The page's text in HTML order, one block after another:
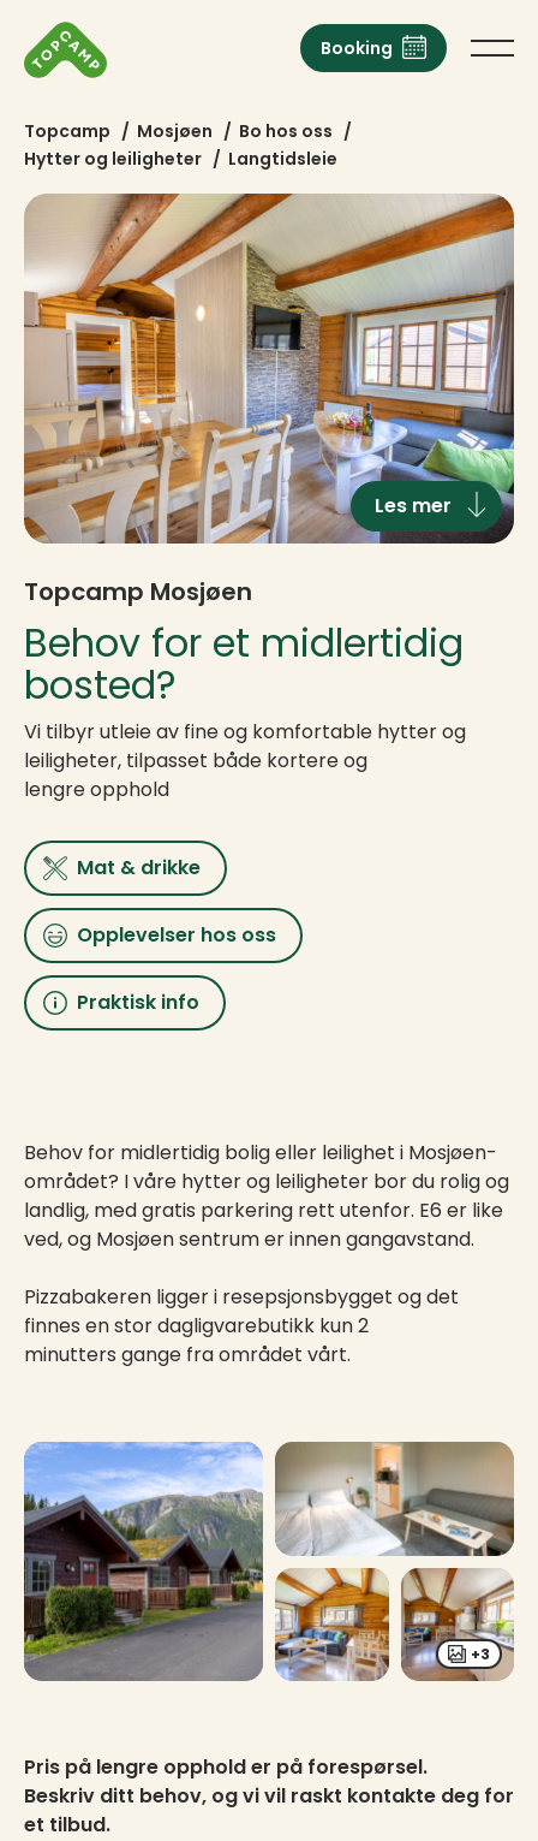
Booking
Topcamp / Mosjøen / Bo hos oss /
Hytter og leiligheter / Langtidsleie
Topcamp Mosjøen
Behov for et midlertidig
bosted?
Vi tilbyr utleie av fine og komfortable hytter og
leiligheter, tilpasset både kortere og
lengre opphold
Les mer
Mat & drikke
Opplevelser hos oss
Praktisk info
Behov for midlertidig bolig eller leilighet i Mosjøen-
området? I våre hytter og leiligheter bor du rolig og
landlig, med gratis parkering rett utenfor. E6 er like
ved, og Mosjøen sentrum er innen gangavstand.
Pizzabakeren ligger i resepsjonsbygget og det
finnes en stor dagligvarebutikk kun 2
minutters gange fra området vårt.
+3
Pris på lengre opphold er på forespørsel.
Beskriv ditt behov, og vi vil raskt kontakte deg for
et tilbud.